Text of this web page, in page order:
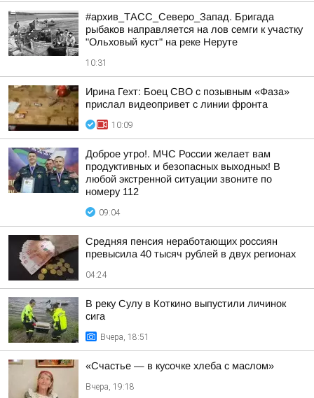
#архив_ТАСС_Северо_Запад. Бригада
рыбаков направляется на лов семги к участку
"Ольховый куст" на реке Неруте
10:31
Ирина Гехт: Боец СВО с позывным «Фаза»
прислал видеопривет с линии фронта
10:09
Доброе утро!. МЧС России желает вам
продуктивных и безопасных выходных! В
любой экстренной ситуации звоните по
номеру 112
09:04
Средняя пенсия неработающих россиян
превысила 40 тысяч рублей в двух регионах
04:24
В реку Сулу в Коткино выпустили личинок
сига
Вчера, 18:51
«Счастье — в кусочке хлеба с маслом»
Вчера, 19:18